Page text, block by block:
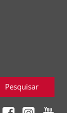
Pesquisar